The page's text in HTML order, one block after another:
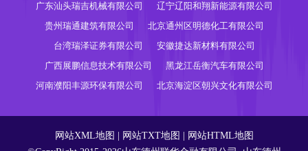
广东汕头瑞吉机械有限公司
辽宁辽阳和翔新能源有限公司
贵州瑞通建筑有限公司
北京通州区明德化工有限公司
台湾瑞泽证券有限公司
安徽捷达新材料有限公司
广西展鹏信息技术有限公司
黑龙江岳衡汽车有限公司
河南濮阳丰源环保有限公司
北京海淀区朝兴文化有限公司
网站XML地图 网站TXT地图
网站HTML地图